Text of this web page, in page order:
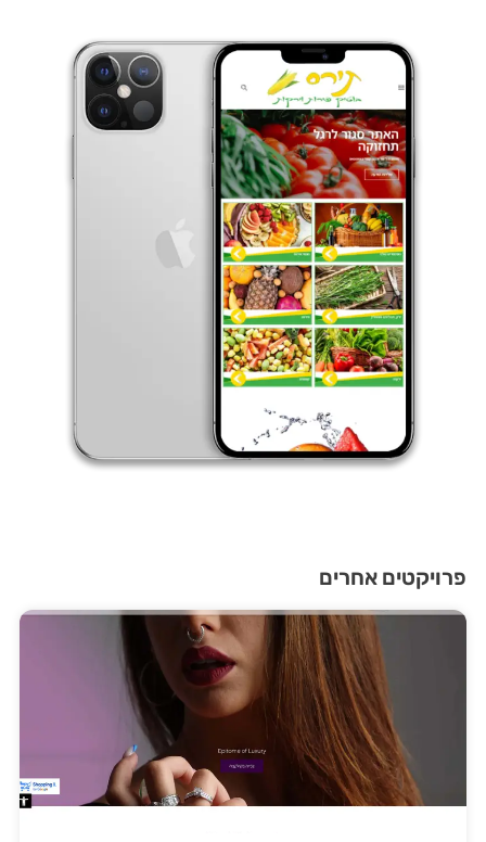
פרויקטים אחרים